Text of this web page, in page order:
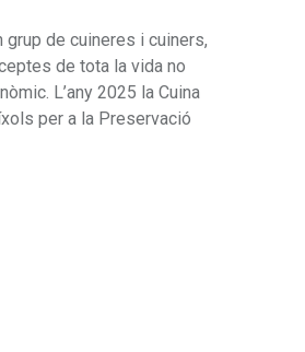
de cuineres i cuiners,
de tota la vida no
L’any 2025 la Cuina
per a la Preservació